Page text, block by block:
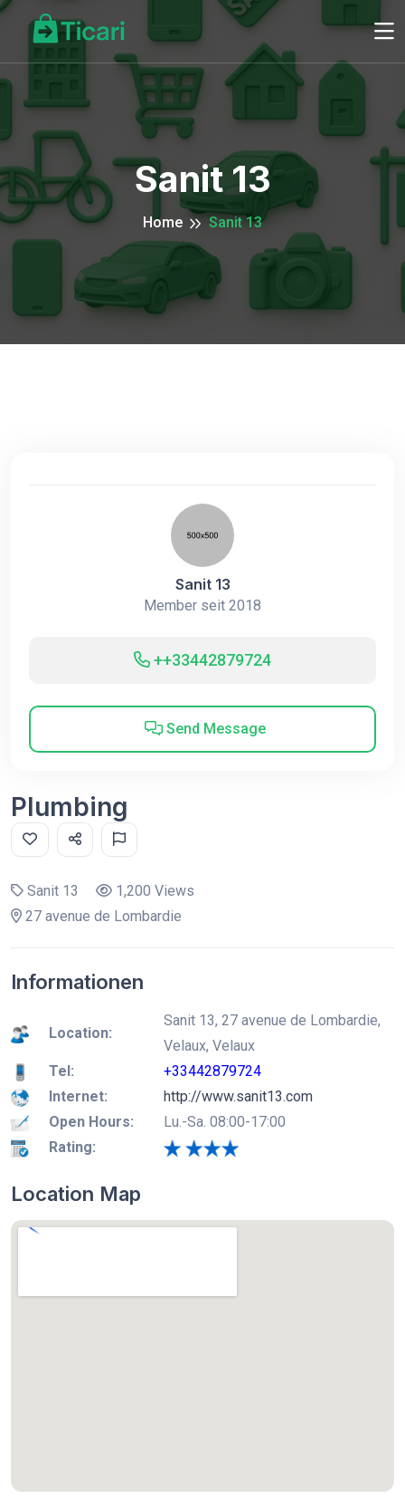
Sanit 13
Home Sanit 13
Sanit 13
Member seit 2018
++33442879724
Send Message
Plumbing
Sanit 13
1,200 Views
27 avenue de Lombardie
Informationen
Location:
Sanit 13, 27 avenue de Lombardie,
Velaux, Velaux
Tel:
+33442879724
Internet:
http://www.sanit13.com
Open Hours:
Lu.-Sa. 08:00-17:00
Rating:
Location Map